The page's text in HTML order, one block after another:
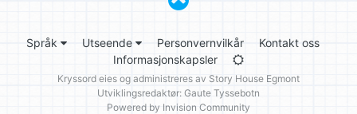
Språk Utseende Personvernvilkår
Kontakt oss
Informasjonskapsler
Kryssord eies og administreres av Story House Egmont
Utviklingsredaktør: Gaute Tyssebotn
Powered by Invision Community